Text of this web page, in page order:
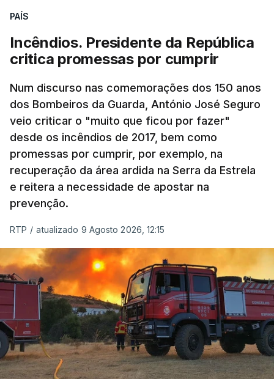
PAÍS
Incêndios. Presidente da República
critica promessas por cumprir
Num discurso nas comemorações dos 150 anos
dos Bombeiros da Guarda, António José Seguro
veio criticar o "muito que ficou por fazer"
desde os incêndios de 2017, bem como
promessas por cumprir, por exemplo, na
recuperação da área ardida na Serra da Estrela
e reitera a necessidade de apostar na
prevenção.
RTP / atualizado 9 Agosto 2026, 12:15